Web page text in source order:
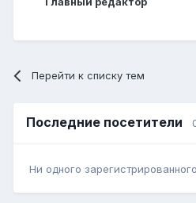
Перейти к списку тем
Последние посетители
Ни одного